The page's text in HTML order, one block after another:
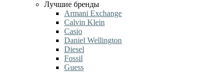
Лучшие бренды
Armani Exchange
Calvin Klein
Casio
Daniel Wellington
Diesel
Fossil
Guess